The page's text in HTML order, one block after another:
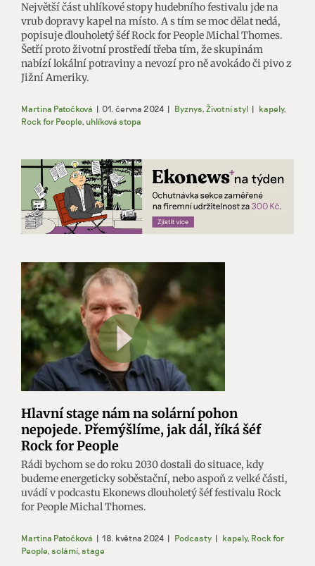
Největší část uhlíkové stopy hudebního festivalu jde na
vrub dopravy kapel na místo. A s tím se moc dělat nedá,
popisuje dlouholetý šéf Rock for People Michal Thomes.
Šetří proto životní prostředí třeba tím, že skupinám
nabízí lokální potraviny a nevozí pro ně avokádo či pivo z
Jižní Ameriky.
Martina Patočková | 01. června 2024 | Byznys, Životní styl | kapely,
Rock for People, uhlíková stopa
Hlavní stage nám na solární pohon
nepojede. Přemýšlíme, jak dál, říká šéf
Rock for People
Rádi bychom se do roku 2030 dostali do situace, kdy
budeme energeticky soběstační, nebo aspoň z velké části,
uvádí v podcastu Ekonews dlouholetý šéf festivalu Rock
for People Michal Thomes.
Martina Patočková | 18. května 2024 | Podcasty | kapely, Rock for
People, solární, stage